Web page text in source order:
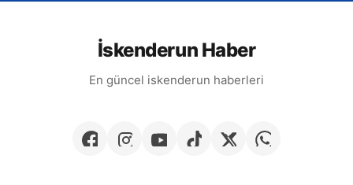
İskenderun Haber
En güncel iskenderun haberleri